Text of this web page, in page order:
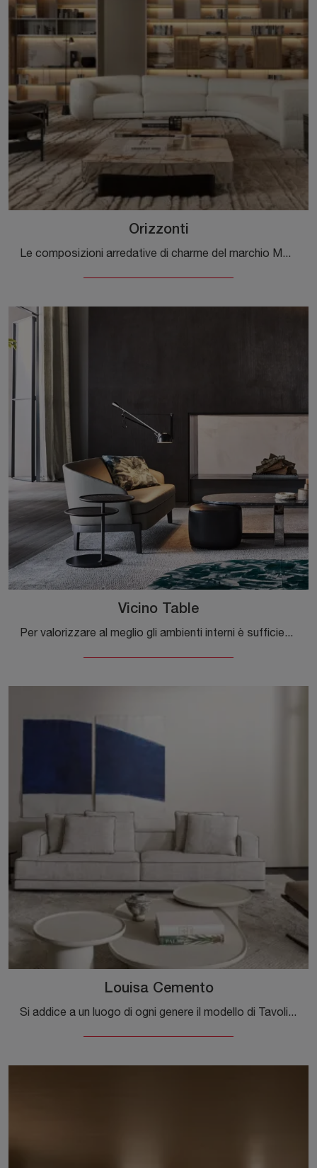
Orizzonti
Le composizioni arredative di charme del marchio Molteni & C arredano l'habitat con colore e gusto, ricreando particolari atmosfere arredative.
Vicino Table
Per valorizzare al meglio gli ambienti interni è sufficiente un dettaglio da ottenere inserendo in mezzo al resto degli arredi alcuni Complementi di ...
Louisa Cemento
Si addice a un luogo di ogni genere il modello di Tavolino in cemento Louisa di Molteni & C che vedi: completerà i mobili di casa coniugando ...